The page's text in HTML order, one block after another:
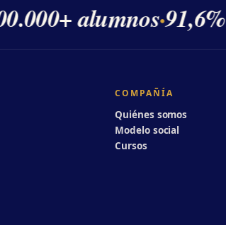
alumnos·91,6%
COMPAÑÍA
Quiénes somos
Modelo social
Cursos